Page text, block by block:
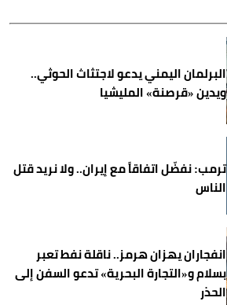
البرلمان اليمني يدعو لاجتثاث الحوثي..
ويدين «قرصنة» المليشيا
ترمب: نفضّل اتفاقاً مع إيران.. ولا نريد قتل
الناس
انفجاران يهزان هرمز.. ناقلة نفط تعبر
بسلام و«التجارة البحرية» تدعو السفن إلى
الحذر